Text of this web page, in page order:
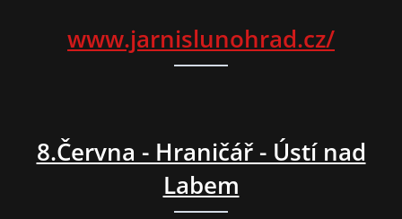
www.jarnislunohrad.cz/
8.Června - Hraničář - Ústí nad
Labem